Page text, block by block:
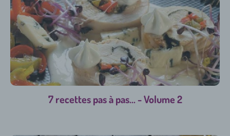
7 recettes pas à pas... - Volume 2